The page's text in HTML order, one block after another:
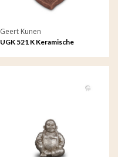
Geert Kunen
UGK 521 K Keramische